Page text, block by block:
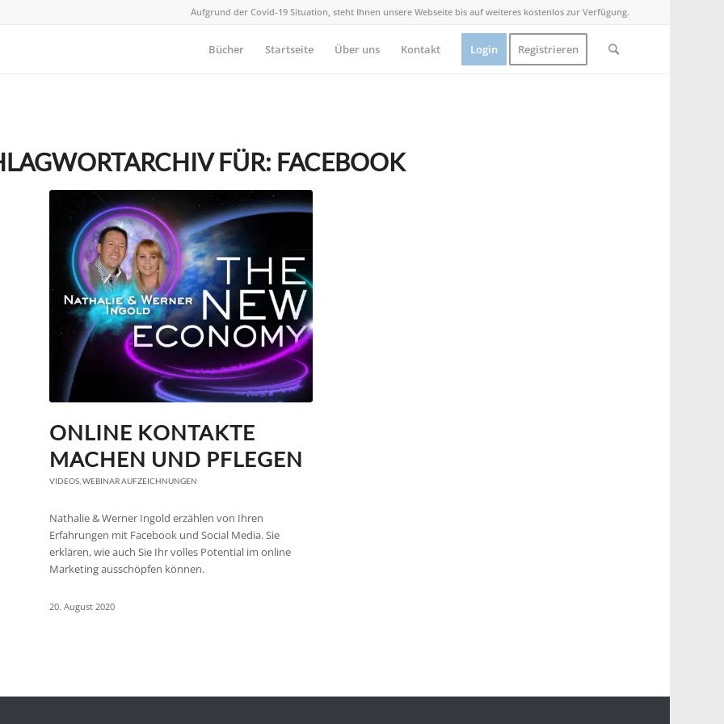
Aufgrund der Covid-19 Situation, steht Ihnen unsere Webseite bis auf weiteres kostenlos zur Verfügung.
Bücher Startseite Über uns Kontakt Login Registrieren
FÜR: FACEBOOK
ONLINE KONTAKTE
MACHEN UND PFLEGEN
VIDEOS ,WEBINAR AUFZEICHNUNGEN
Nathalie & Werner Ingold erzählen von Ihren
Erfahrungen mit Facebook und Social Media. Sie
erklären, wie auch Sie Ihr volles Potential im online
Marketing ausschöpfen können.
20. August 2020